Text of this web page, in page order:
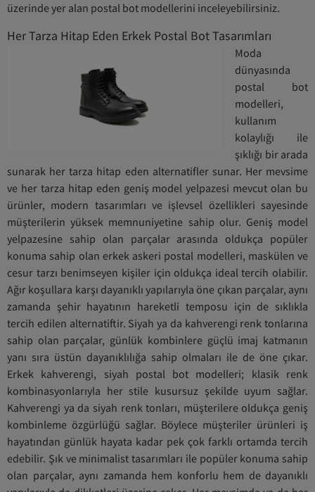
üzerinde yer alan postal bot modellerini inceleyebilirsiniz.
Her Tarza Hitap Eden Erkek Postal Bot Tasarımları
Moda
dünyasında
postal bot
modelleri,
kullanım
kolaylığı ile
şıklığı bir arada
sunarak her tarza hitap eden alternatifler sunar. Her mevsime
ve her tarza hitap eden geniş model yelpazesi mevcut olan bu
ürünler, modern tasarımları ve işlevsel özellikleri sayesinde
müşterilerin yüksek memnuniyetine sahip olur. Geniş model
yelpazesine sahip olan parçalar arasında oldukça popüler
konuma sahip olan erkek askeri postal modelleri, maskülen ve
cesur tarzı benimseyen kişiler için oldukça ideal tercih olabilir.
Ağır koşullara karşı dayanıklı yapılarıyla öne çıkan parçalar, aynı
zamanda şehir hayatının hareketli temposu için de sıklıkla
tercih edilen alternatiftir. Siyah ya da kahverengi renk tonlarına
sahip olan parçalar, günlük kombinlere güçlü imaj katmanın
yanı sıra üstün dayanıklılığa sahip olmaları ile de öne çıkar.
Erkek kahverengi, siyah postal bot modelleri; klasik renk
kombinasyonlarıyla her stile kusursuz şekilde uyum sağlar.
Kahverengi ya da siyah renk tonları, müşterilere oldukça geniş
kombinleme özgürlüğü sağlar. Böylece müşteriler ürünleri iş
hayatından günlük hayata kadar pek çok farklı ortamda tercih
edebilir. Şık ve minimalist tasarımları ile popüler konuma sahip
olan parçalar, aynı zamanda hem konforlu hem de dayanıklı